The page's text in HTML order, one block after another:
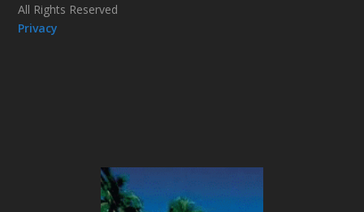
All Rights Reserved
Privacy